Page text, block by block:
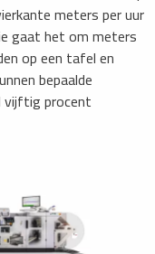
meters per uur
gaat het om meters
op een tafel en
bepaalde
vijftig procent